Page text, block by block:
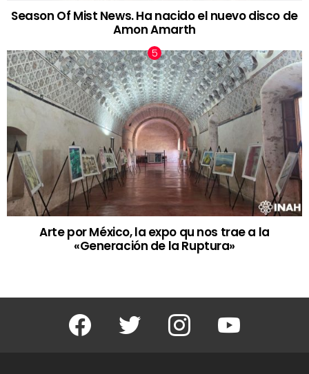
Season Of Mist News. Ha nacido el nuevo disco de
Amon Amarth
Arte por México, la expo qu nos trae a la
«Generación de la Ruptura»
Facebook Twitter Instagram